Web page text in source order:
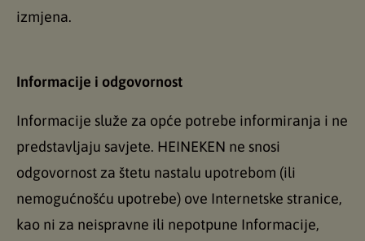
izmjena.
Informacije i odgovornost
Informacije služe za opće potrebe informiranja i ne
predstavljaju savjete. HEINEKEN ne snosi
odgovornost za štetu nastalu upotrebom (ili
nemogućnošću upotrebe) ove Internetske stranice,
kao ni za neispravne ili nepotpune Informacije,